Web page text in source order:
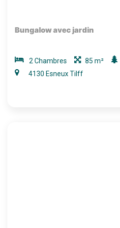
Bungalow avec jardin
2 Chambres 85 m²
4130 Esneux Tilff